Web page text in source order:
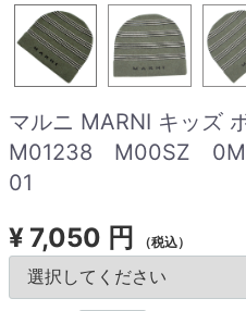
マルニ MARNI キッズ
M01238 M00SZ
01
¥ 7,050 円 （税込）